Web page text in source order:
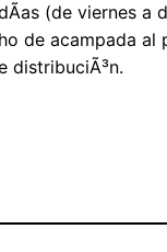
(de viernes a
de acampada al
distribuciÃ³n.